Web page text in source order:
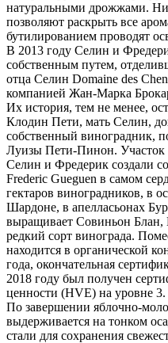
натуральными дрожжами.
позволяют раскрыть все
бутилированием проводят
В 2013 году Селин и
собственным путем,
отца Селин Domaine des
компанией Жан-Марка
Их история, тем не менее,
Клодин Пети, мать Селин,
собственный виноградник,
Луизы Пети-Пинон. Участок
Селин и Фредерик создали
Frederic Gueguen в самом
гектаров виноградников, в
Шардоне, в апелласьонах
выращивает Совиньон
редкий сорт винограда.
находится в органической
года, окончательная
2018 году был получен
ценности (HVE) на уровне 3.
По завершении яблочно-
выдерживается на тонком
стали для сохранения